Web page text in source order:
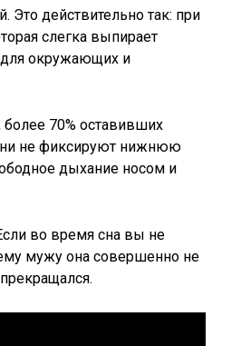
Это действительно так: при
слегка выпирает
окружающих и
70% оставивших
не фиксируют нижнюю
дыхание носом и
во время сна вы не
мужу она совершенно не